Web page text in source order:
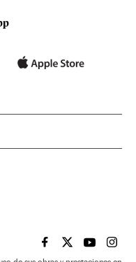
EL PAÍS BRASIL EN
EL PAÍSEL PAÍS
EL